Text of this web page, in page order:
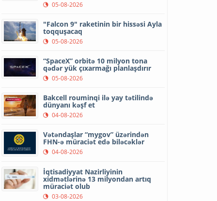
05-08-2026
"Falcon 9" raketinin bir hissəsi Ayla
toqquşacaq
05-08-2026
“SpaceX” orbitə 10 milyon tona
qədər yük çıxarmağı planlaşdırır
05-08-2026
Bakcell rouminqi ilə yay tətilində
dünyanı kəşf et
04-08-2026
Vətəndaşlar “mygov” üzərindən
FHN-ə müraciət edə biləcəklər
04-08-2026
İqtisadiyyat Nazirliyinin
xidmətlərinə 13 milyondan artıq
müraciət olub
03-08-2026